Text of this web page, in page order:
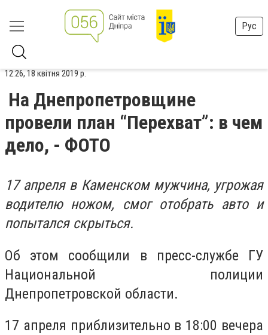
Рус
12:26, 18 квітня 2019 р.
На Днепропетровщине
провели план “Перехват”: в чем
дело, - ФОТО
17 апреля в Каменском мужчина, угрожая
водителю ножом, смог отобрать авто и
попытался скрыться.
Об этом сообщили в пресс-службе ГУ
Национальной полиции
Днепропетровской области.
17 апреля приблизительно в 18:00 вечера